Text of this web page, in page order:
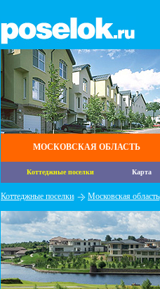
МОСКОВСКАЯ ОБЛАСТЬ
Коттеджные поселки Карта
Коттеджные поселки Московская область